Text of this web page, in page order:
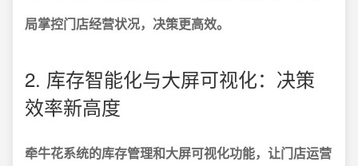
局掌控门店经营状况，决策更高效。
2. 库存智能化与大屏可视化：决策
效率新高度
牵牛花系统的库存管理和大屏可视化功能，让门店运营